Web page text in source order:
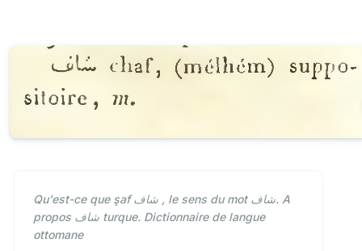
Qu'est-ce que şaf شاف , le sens du mot شاف. A
propos شاف turque. Dictionnaire de langue
ottomane